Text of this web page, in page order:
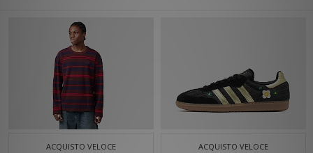
ACQUISTO VELOCE ACQUISTO VELOCE